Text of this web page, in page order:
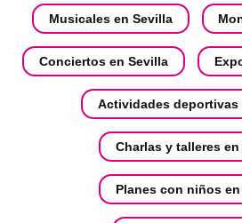
Musicales en Sevilla
Conciertos en Sevilla
Actividades deportivas
Charlas y talleres
Planes con niños